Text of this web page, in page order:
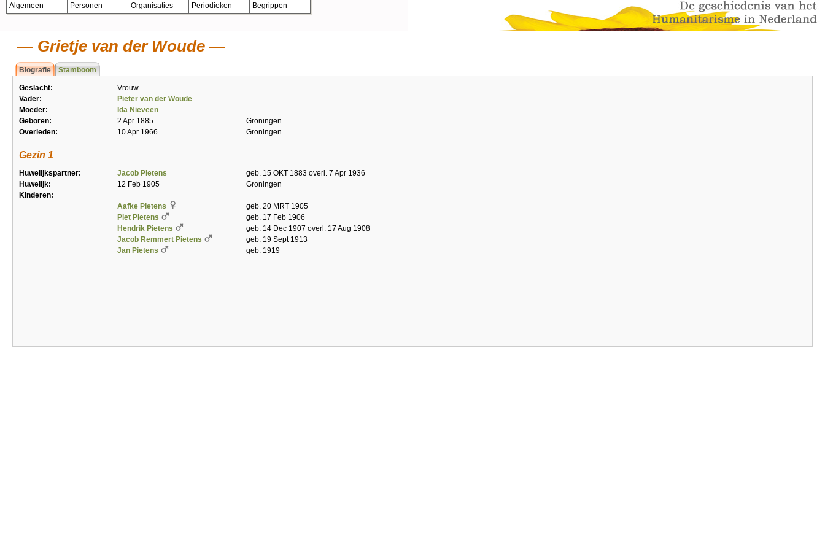
Algemeen Personen Organisaties Periodieken Begrippen
Grietje van der Woude
Biografie Stamboom
Geslacht:
Vrouw
Vader:
Pieter van der Woude
Moeder:
Ida Nieveen
Geboren:
2 Apr 1885
Groningen
Overleden:
10 Apr 1966 Groningen
Gezin 1
Huwelijkspartner: Jacob Pietens
geb. 15 OKT 1883 overl. 7 Apr 1936
Huwelijk:
12 Feb 1905
Groningen
Kinderen:
Aafke Pietens
geb. 20 MRT 1905
Piet Pietens
geb. 17 Feb 1906
Hendrik Pietens
geb. 14 Dec 1907 overl. 17 Aug 1908
Jacob Remmert Pietens
geb. 19 Sept 1913
Jan Pietens
geb. 1919